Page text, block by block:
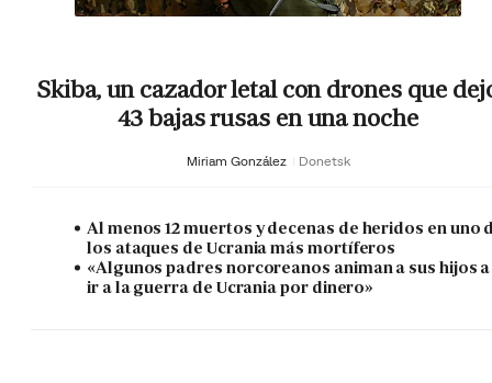
Skiba, un cazador letal con drones que
43 bajas rusas en una noche
Miriam González Donetsk
Al menos 12 muertos y decenas de heridos en uno
los ataques de Ucrania más mortíferos
«Algunos padres norcoreanos animan a sus hijos a
ir a la guerra de Ucrania por dinero»